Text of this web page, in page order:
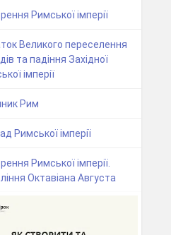
Римської імперії
Великого переселення
та падіння Західної
імперії
Рим
Римської імперії
Римської імперії.
Октавіана Августа